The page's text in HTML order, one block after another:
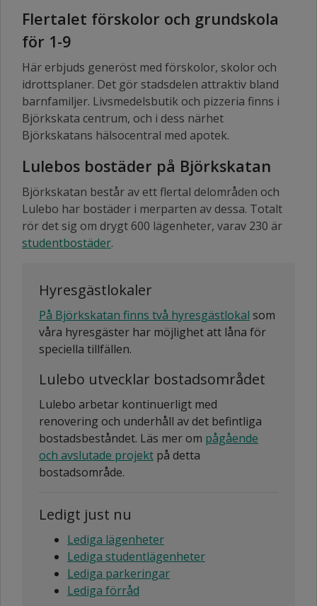
Flertalet förskolor och grundskola
för 1-9
Här erbjuds generöst med förskolor, skolor och
idrottsplaner. Det gör stadsdelen attraktiv bland
barnfamiljer. Livsmedelsbutik och pizzeria finns i
Björkskata centrum, och i dess närhet
Björkskatans hälsocentral med apotek.
Lulebos bostäder på Björkskatan
Björkskatan består av ett flertal delområden och
Lulebo har bostäder i merparten av dessa. Totalt
rör det sig om drygt 600 lägenheter, varav 230 är
studentbostäder.
Hyresgästlokaler
På Björkskatan finns två hyresgästlokal som
våra hyresgäster har möjlighet att låna för
speciella tillfällen.
Lulebo utvecklar bostadsområdet
Lulebo arbetar kontinuerligt med
renovering och underhåll av det befintliga
bostadsbeståndet. Läs mer om pågående
och avslutade projekt på detta
bostadsområde.
Ledigt just nu
Lediga lägenheter
Lediga studentlägenheter
Lediga parkeringar
Lediga förråd